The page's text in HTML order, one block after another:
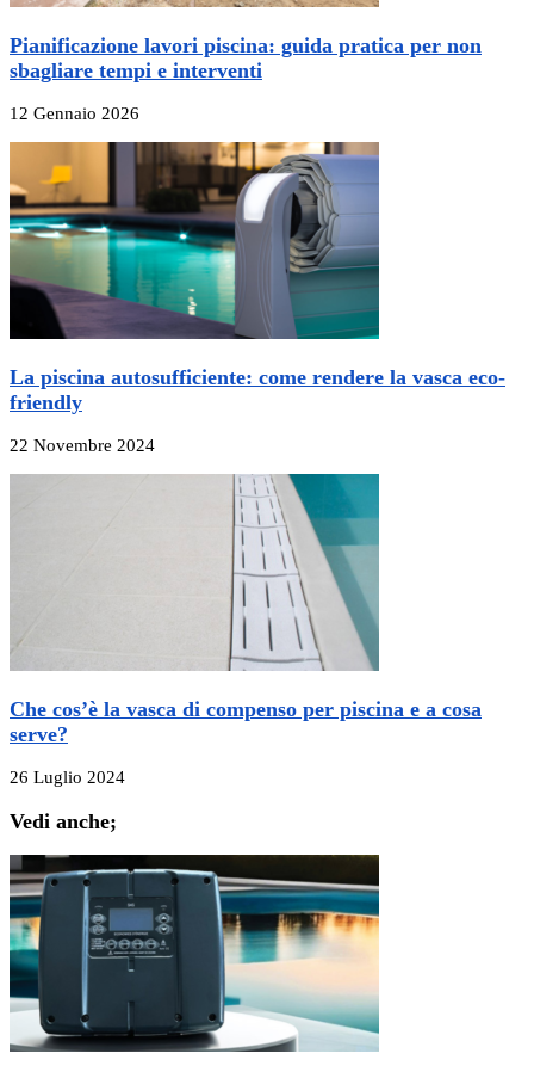
Pianificazione lavori piscina: guida pratica per non
sbagliare tempi e interventi
12 Gennaio 2026
La piscina autosufficiente: come rendere la vasca eco-
friendly
22 Novembre 2024
Che cos’è la vasca di compenso per piscina e a cosa
serve?
26 Luglio 2024
Vedi anche;